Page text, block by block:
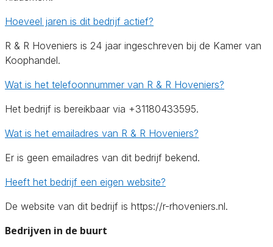
Hoeveel jaren is dit bedrijf actief?
R & R Hoveniers is 24 jaar ingeschreven bij de Kamer van
Koophandel.
Wat is het telefoonnummer van R & R Hoveniers?
Het bedrijf is bereikbaar via +31180433595.
Wat is het emailadres van R & R Hoveniers?
Er is geen emailadres van dit bedrijf bekend.
Heeft het bedrijf een eigen website?
De website van dit bedrijf is https://r-rhoveniers.nl.
Bedrijven in de buurt